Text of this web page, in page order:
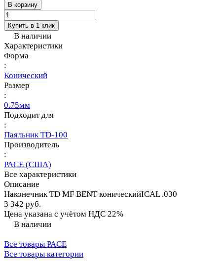
В корзину
Купить в 1 клик
В наличии
Характеристики
Форма
:
Конический
Размер
:
0.75мм
Подходит для
:
Паяльник TD-100
Производитель
:
PACE (США)
Все характеристики
Описание
Наконечник TD MF BENT коническийICAL .030
3 342 руб.
Цена указана с учётом НДС 22%
В наличии
Все товары PACE
Все товары категории